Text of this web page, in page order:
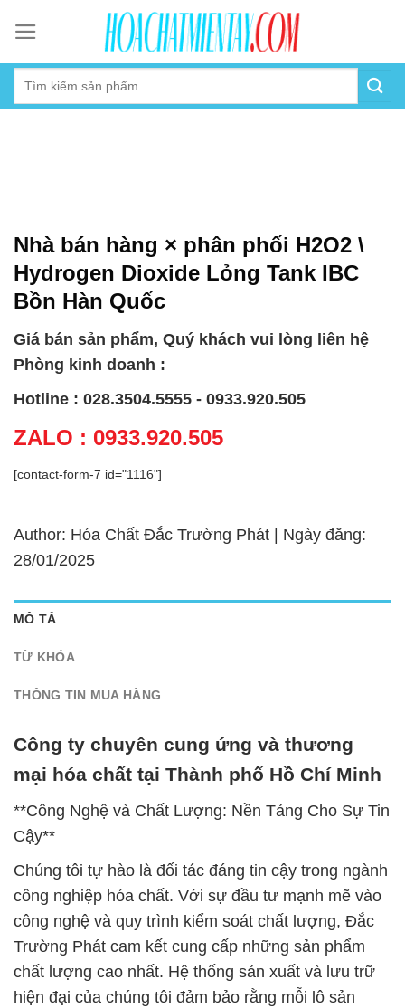
content
Nhà bán hàng × phân phối H2O2 \
Hydrogen Dioxide Lỏng Tank IBC
Bồn Hàn Quốc
Giá bán sản phẩm, Quý khách vui lòng liên hệ
Phòng kinh doanh :
Hotline : 028.3504.5555 - 0933.920.505
ZALO : 0933.920.505
[contact-form-7 id="1116"]
Author: Hóa Chất Đắc Trường Phát | Ngày đăng:
28/01/2025
MÔ TẢ
TỪ KHÓA
THÔNG TIN MUA HÀNG
Công ty chuyên cung ứng và thương
mại hóa chất tại Thành phố Hồ Chí Minh
**Công Nghệ và Chất Lượng: Nền Tảng Cho Sự Tin
Cậy**
Chúng tôi tự hào là đối tác đáng tin cậy trong ngành
công nghiệp hóa chất. Với sự đầu tư mạnh mẽ vào
công nghệ và quy trình kiểm soát chất lượng, Đắc
Trường Phát cam kết cung cấp những sản phẩm
chất lượng cao nhất. Hệ thống sản xuất và lưu trữ
hiện đại của chúng tôi đảm bảo rằng mỗi lô sản